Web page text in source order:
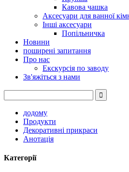
Кавова чашка
Аксесуари для ванної
Інші аксесуари
Попільничка
Новини
поширені запитання
Про нас
Екскурсія по заводу
Зв'яжіться з нами
додому
Продукти
Декоративні прикраси
Анотація
Категорії